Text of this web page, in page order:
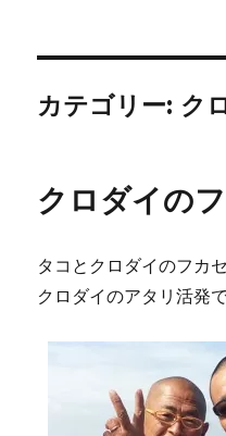
カテゴリー: ク
クロダイの
タコとクロダイのフカ
クロダイのアタリ活発